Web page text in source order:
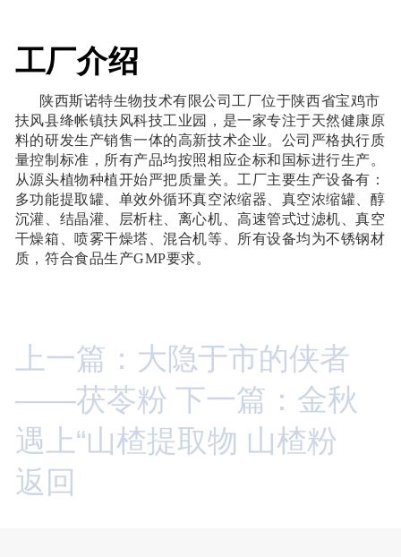
工厂介绍
陕西斯诺特生物技术有限公司工厂位于陕西省宝鸡市
扶风县绛帐镇扶风科技工业园，是一家专注于天然健康原
料的研发生产销售一体的高新技术企业。公司严格执行质
量控制标准，所有产品均按照相应企标和国标进行生产。
从源头植物种植开始严把质量关。工厂主要生产设备有：
多功能提取罐、单效外循环真空浓缩器、真空浓缩罐、醇
沉灌、结晶灌、层析柱、离心机、高速管式过滤机、真空
干燥箱、喷雾干燥塔、混合机等、所有设备均为不锈钢材
质，符合食品生产GMP要求。
上一篇：大隐于市的侠者
——茯苓粉 下一篇：金秋
遇上“山楂提取物 山楂粉
返回